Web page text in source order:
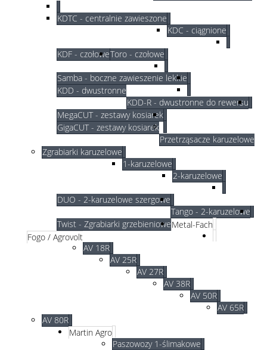
KDTC - centralnie zawieszone
KDC - ciągnione
KDF - czołoweToro - czołowe
Samba - boczne zawieszenie lekkie
KDD - dwustronne
KDD-R - dwustronne do rewersu
MegaCUT - zestawy kosiarek
GigaCUT - zestawy kosiarek
Przetrząsacze karuzelowe
Zgrabiarki karuzelowe
1-karuzelowe
2-karuzelowe
DUO - 2-karuzelowe szergowe
Tango - 2-karuzelowe
Twist - Zgrabiarki grzebienioweMetal-Fach
Fogo / Agrovolt
AV 18R
AV 25R
AV 27R
AV 38R
AV 50R
AV 65R
AV 80R
Martin Agro
Paszowozy 1-ślimakowe